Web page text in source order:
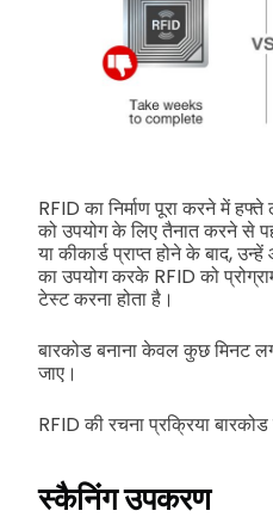
RFID का निर्माण पूरा करने में
को उपयोग के लिए तैनात करने से
या कीकार्ड प्राप्त होने के बाद,
का उपयोग करके RFID को
टेस्ट करना होता है।
बारकोड बनाना केवल कुछ मिनट
जाए।
RFID की रचना प्रक्रिया
स्कैनिंग उपकरण